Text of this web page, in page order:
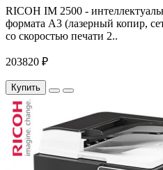
RICOH IM 2500 -
формата А3 (лазерный копир,
со скоростью печати 2..
203820 ₽
Купить